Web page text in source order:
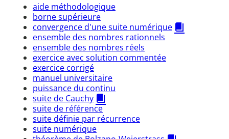
aide méthodologique
borne supérieure
convergence d'une suite numérique
ensemble des nombres rationnels
ensemble des nombres réels
exercice avec solution commentée
exercice corrigé
manuel universitaire
puissance du continu
suite de Cauchy
suite de référence
suite définie par récurrence
suite numérique